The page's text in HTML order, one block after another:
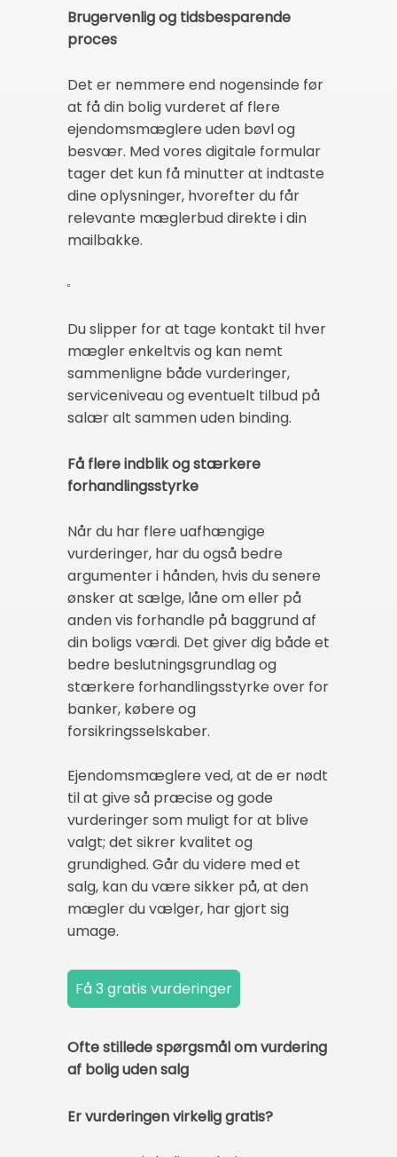
Brugervenlig og tidsbesparende
proces
Det er nemmere end nogensinde før
at få din bolig vurderet af flere
ejendomsmæglere uden bøvl og
besvær. Med vores digitale formular
tager det kun få minutter at indtaste
dine oplysninger, hvorefter du får
relevante mæglerbud direkte i din
mailbakke.
Du slipper for at tage kontakt til hver
mægler enkeltvis og kan nemt
sammenligne både vurderinger,
serviceniveau og eventuelt tilbud på
salær alt sammen uden binding.
Få flere indblik og stærkere
forhandlingsstyrke
Når du har flere uafhængige
vurderinger, har du også bedre
argumenter i hånden, hvis du senere
ønsker at sælge, låne om eller på
anden vis forhandle på baggrund af
din boligs værdi. Det giver dig både et
bedre beslutningsgrundlag og
stærkere forhandlingsstyrke over for
banker, købere og
forsikringsselskaber.
Ejendomsmæglere ved, at de er nødt
til at give så præcise og gode
vurderinger som muligt for at blive
valgt; det sikrer kvalitet og
grundighed. Går du videre med et
salg, kan du være sikker på, at den
mægler du vælger, har gjort sig
umage.
Ofte stillede spørgsmål om vurdering
af bolig uden salg
Er vurderingen virkelig gratis?